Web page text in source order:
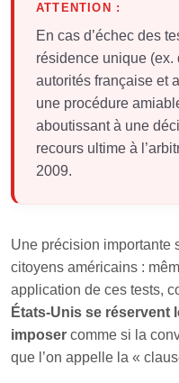
ATTENTION :
En cas d’échec des
résidence unique
autorités française et
une procédure
aboutissant à une
recours ultime à
2009.
Une précision importante
citoyens américains :
application de ces tests,
États‑Unis se
imposer comme si la
que l’on appelle la «